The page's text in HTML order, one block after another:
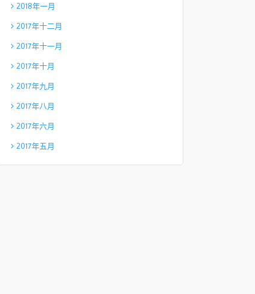
2018年一月
2017年十二月
2017年十一月
2017年十月
2017年九月
2017年八月
2017年六月
2017年五月